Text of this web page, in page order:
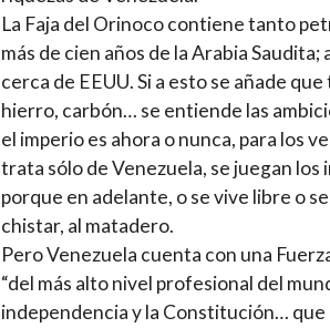
La Faja del Orinoco contiene tanto
más de cien años de la Arabia
cerca de EEUU. Si a esto se añade
hierro, carbón… se entiende las
el imperio es ahora o nunca, para los
trata sólo de Venezuela, se juegan
porque en adelante, o se vive libre o
chistar, al matadero.
Pero Venezuela cuenta con una
“del más alto nivel profesional del
independencia y la Constitución…